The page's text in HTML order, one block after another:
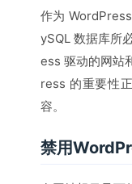
作为
ySQL 数据库所
ess 驱动的网站
ress 的重要性
容。
禁用